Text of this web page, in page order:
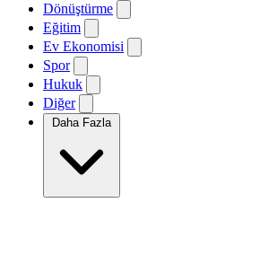
Dönüştürme
Eğitim
Ev Ekonomisi
Spor
Hukuk
Diğer
Daha Fazla